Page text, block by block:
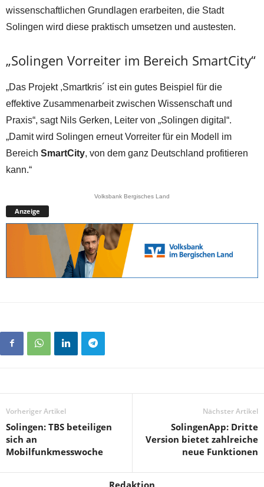
wissenschaftlichen Grundlagen erarbeiten, die Stadt
Solingen wird diese praktisch umsetzen und austesten.
„Solingen Vorreiter im Bereich SmartCity“
„Das Projekt ,Smartkris´ ist ein gutes Beispiel für die
effektive Zusammenarbeit zwischen Wissenschaft und
Praxis“, sagt Nils Gerken, Leiter von „Solingen digital“.
„Damit wird Solingen erneut Vorreiter für ein Modell im
Bereich SmartCity, von dem ganz Deutschland profitieren
kann.“
Volksbank Bergisches Land
Anzeige
Vorheriger Artikel
Solingen: TBS beteiligen
sich an
Mobilfunkmesswoche
Nächster Artikel
SolingenApp: Dritte
Version bietet zahlreiche
neue Funktionen